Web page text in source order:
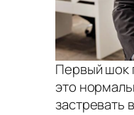
Первый шок
это
застревать